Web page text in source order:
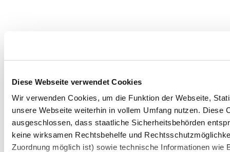
Diese Webseite verwendet Cookies
Wir verwenden Cookies, um die Funktion der Webseite,
unsere Webseite weiterhin in vollem Umfang nutzen.
ausgeschlossen, dass staatliche Sicherheitsbehörden
keine wirksamen Rechtsbehelfe und
Zuordnung möglich ist) sowie technische Informationen